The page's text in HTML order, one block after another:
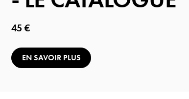
Prix ​​actuel
45 €
EN SAVOIR PLUS